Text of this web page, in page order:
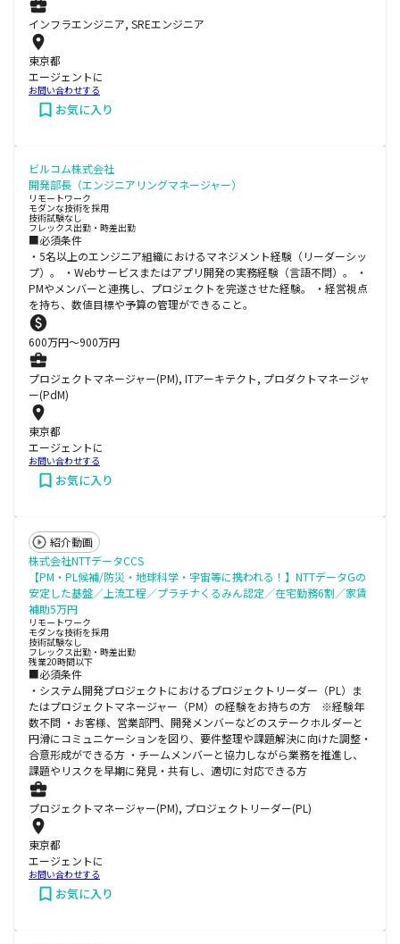
インフラエンジニア, SREエンジニア
東京都
エージェントに
お問い合わせする
お気に入り
ビルコム株式会社
開発部長（エンジニアリングマネージャー）
リモートワーク
モダンな技術を採用
技術試験なし
フレックス出勤・時差出勤
■必須条件
・5名以上のエンジニア組織におけるマネジメント経験（リーダーシッ
プ）。 ・Webサービスまたはアプリ開発の実務経験（言語不問）。 ・
PMやメンバーと連携し、プロジェクトを完遂させた経験。 ・経営視点
を持ち、数値目標や予算の管理ができること。
600万円〜900万円
プロジェクトマネージャー(PM), ITアーキテクト, プロダクトマネージャ
ー(PdM)
東京都
エージェントに
お問い合わせする
お気に入り
紹介動画
株式会社NTTデータCCS
【PM・PL候補/防災・地球科学・宇宙等に携われる！】NTTデータGの
安定した基盤／上流工程／プラチナくるみん認定／在宅勤務6割／家賃
補助5万円
リモートワーク
モダンな技術を採用
技術試験なし
フレックス出勤・時差出勤
残業20時間以下
■必須条件
・システム開発プロジェクトにおけるプロジェクトリーダー（PL）ま
たはプロジェクトマネージャー（PM）の経験をお持ちの方 ※経験年
数不問 ・お客様、営業部門、開発メンバーなどのステークホルダーと
円滑にコミュニケーションを図り、要件整理や課題解決に向けた調整・
合意形成ができる方 ・チームメンバーと協力しながら業務を推進し、
課題やリスクを早期に発見・共有し、適切に対応できる方
プロジェクトマネージャー(PM), プロジェクトリーダー(PL)
東京都
エージェントに
お問い合わせする
お気に入り